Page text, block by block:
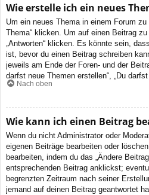
Wie erstelle ich ein neues
Um ein neues Thema in einem Forum
Thema“ klicken. Um auf einen Beitrag
„Antworten“ klicken. Es könnte sein,
ist, bevor du einen Beitrag schreiben
jeweils am Ende der Foren- und der
darfst neue Themen erstellen“, „Du
Nach oben
Wie kann ich einen Beitrag
Wenn du nicht Administrator oder
eigenen Beiträge bearbeiten oder
bearbeiten, indem du das „Ändere
entsprechenden Beitrag anklickst;
begrenzten Zeitraum nach seiner
jemand auf deinen Beitrag geantwortet